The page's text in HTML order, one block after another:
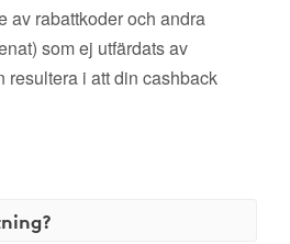
av rabattkoder och andra
som ej utfärdats av
resultera i att din cashback